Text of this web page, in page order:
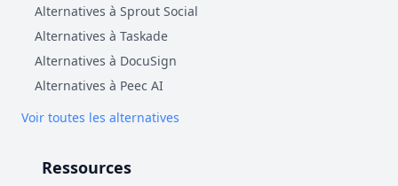
Alternatives à Sprout Social
Alternatives à Taskade
Alternatives à DocuSign
Alternatives à Peec AI
Voir toutes les alternatives
Ressources